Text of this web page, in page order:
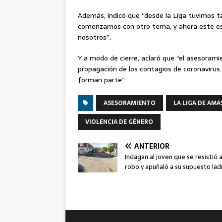
Además, indicó que “desde la Liga
comenzamos con otro tema, y ahora este
nosotros”.
Y a modo de cierre, aclaró que “el
propagación de los contagios de
forman parte”.
ASESORAMIENTO
LA LIGA DE
VIOLENCIA DE GÉNERO
ANTERIOR
Indagan al joven que se resistió
robo y apuñaló a su supuesto